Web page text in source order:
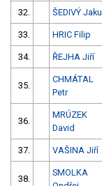
32. ŠEDIVÝ
33. HRIC Filip
34. ŘEJHA Jiří
35.
CHMÁTAL
Petr
36.
MRÚZEK
David
37. VAŠINA Jiří
38.
SMOLKA